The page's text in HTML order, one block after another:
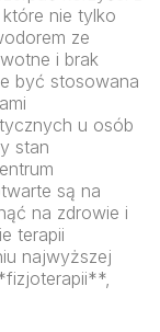
nie tylko
ze
i brak
być stosowana
u osób
stan
są na
na zdrowie i
terapii
najwyższej